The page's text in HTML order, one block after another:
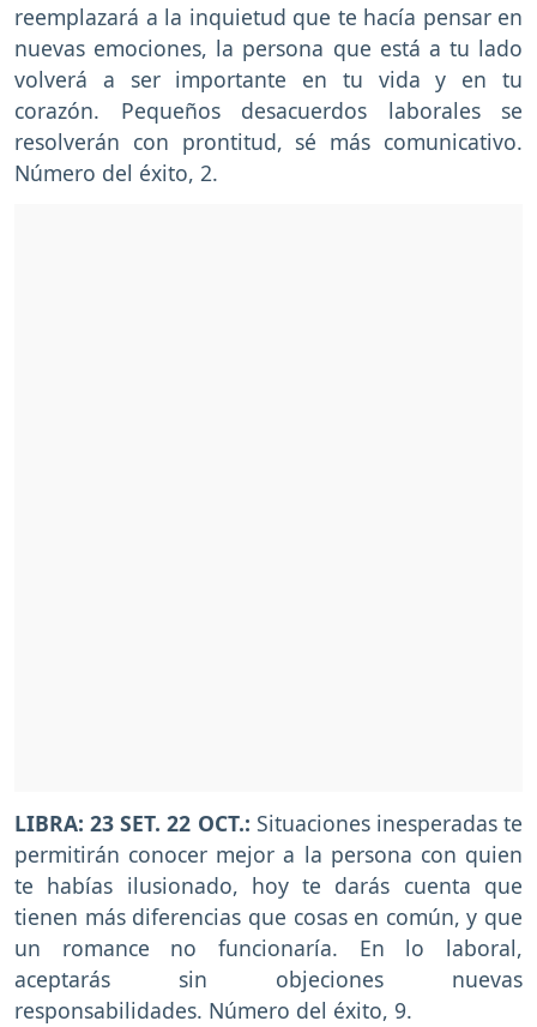
reemplazará a la inquietud que te hacía pensar en
nuevas emociones, la persona que está a tu lado
volverá a ser importante en tu vida y en tu
corazón. Pequeños desacuerdos laborales se
resolverán con prontitud, sé más comunicativo.
Número del éxito, 2.
LIBRA: 23 SET. 22 OCT.: Situaciones inesperadas te
permitirán conocer mejor a la persona con quien
te habías ilusionado, hoy te darás cuenta que
tienen más diferencias que cosas en común, y que
un romance no funcionaría. En lo laboral,
aceptarás sin objeciones nuevas
responsabilidades. Número del éxito, 9.